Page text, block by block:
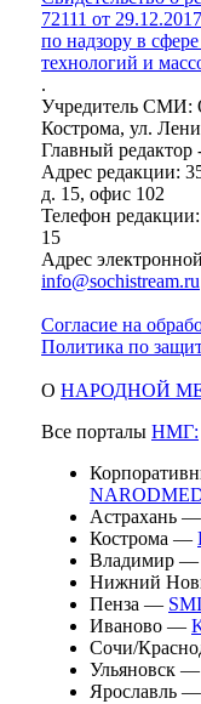
72111 от
по надзору в
технологий и
.
Учредитель СМИ:
Кострома, ул.
Главный редактор
Адрес редакции:
д. 15, офис 102
Телефон
15
Адрес
info@sochistream.ru
Согласие на
Политика по
О НАРОДНОЙ
Все порталы НМГ:
Астрахань —
Кострома —
Владимир —
Нижний
Пенза —
Иваново —
Сочи/
Ульяновск —
Ярославль —